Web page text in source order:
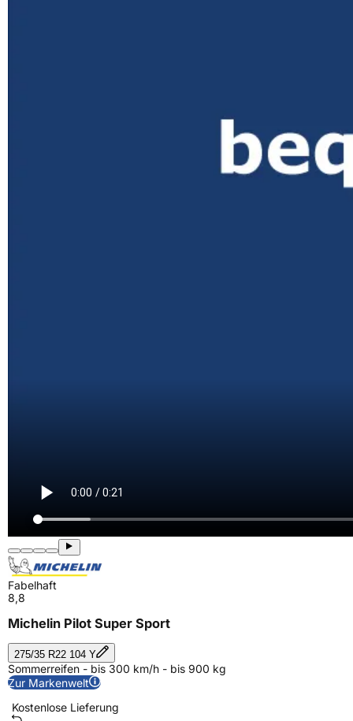
Fabelhaft
8,8
Michelin Pilot Super Sport
275/35 R22 104 Y
Sommerreifen - bis 300 km/h - bis 900 kg
Zur Markenwelt
Kostenlose Lieferung